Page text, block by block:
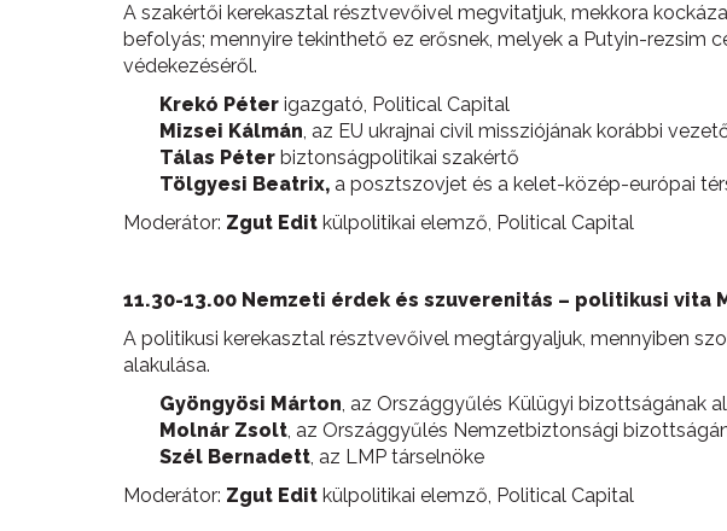
A szakértői kerekasztal résztvevőivel megvitatjuk, mekkora
befolyás; mennyire tekinthető ez erősnek, melyek a Putyin-rezsim
védekezéséről.
Krekó Péter igazgató, Political Capital
Mizsei Kálmán, az EU ukrajnai civil missziójának korábbi
Tálas Péter biztonságpolitikai szakértő
Tölgyesi Beatrix, a posztszovjet és a kelet-közép-európai
Moderátor: Zgut Edit külpolitikai elemző, Political Capital
11.30-13.00 Nemzeti érdek és szuverenitás – politikusi
A politikusi kerekasztal résztvevőivel megtárgyaljuk, mennyiben
alakulása.
Gyöngyösi Márton, az Országgyűlés Külügyi bizottságának
Molnár Zsolt, az Országgyűlés Nemzetbiztonsági
Szél Bernadett, az LMP társelnöke
Moderátor: Zgut Edit külpolitikai elemző, Political Capital